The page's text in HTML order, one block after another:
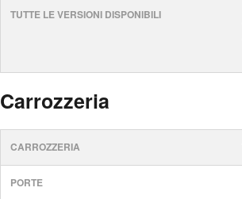
TUTTE LE VERSIONI DISPONIBILI
Carrozzeria
CARROZZERIA
PORTE